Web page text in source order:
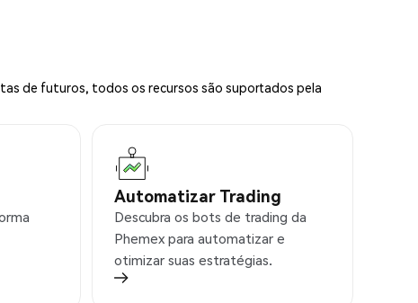
de futuros, todos os recursos são suportados pela
Automatizar Trading
Descubra os bots de trading da
Phemex para automatizar e
otimizar suas estratégias.